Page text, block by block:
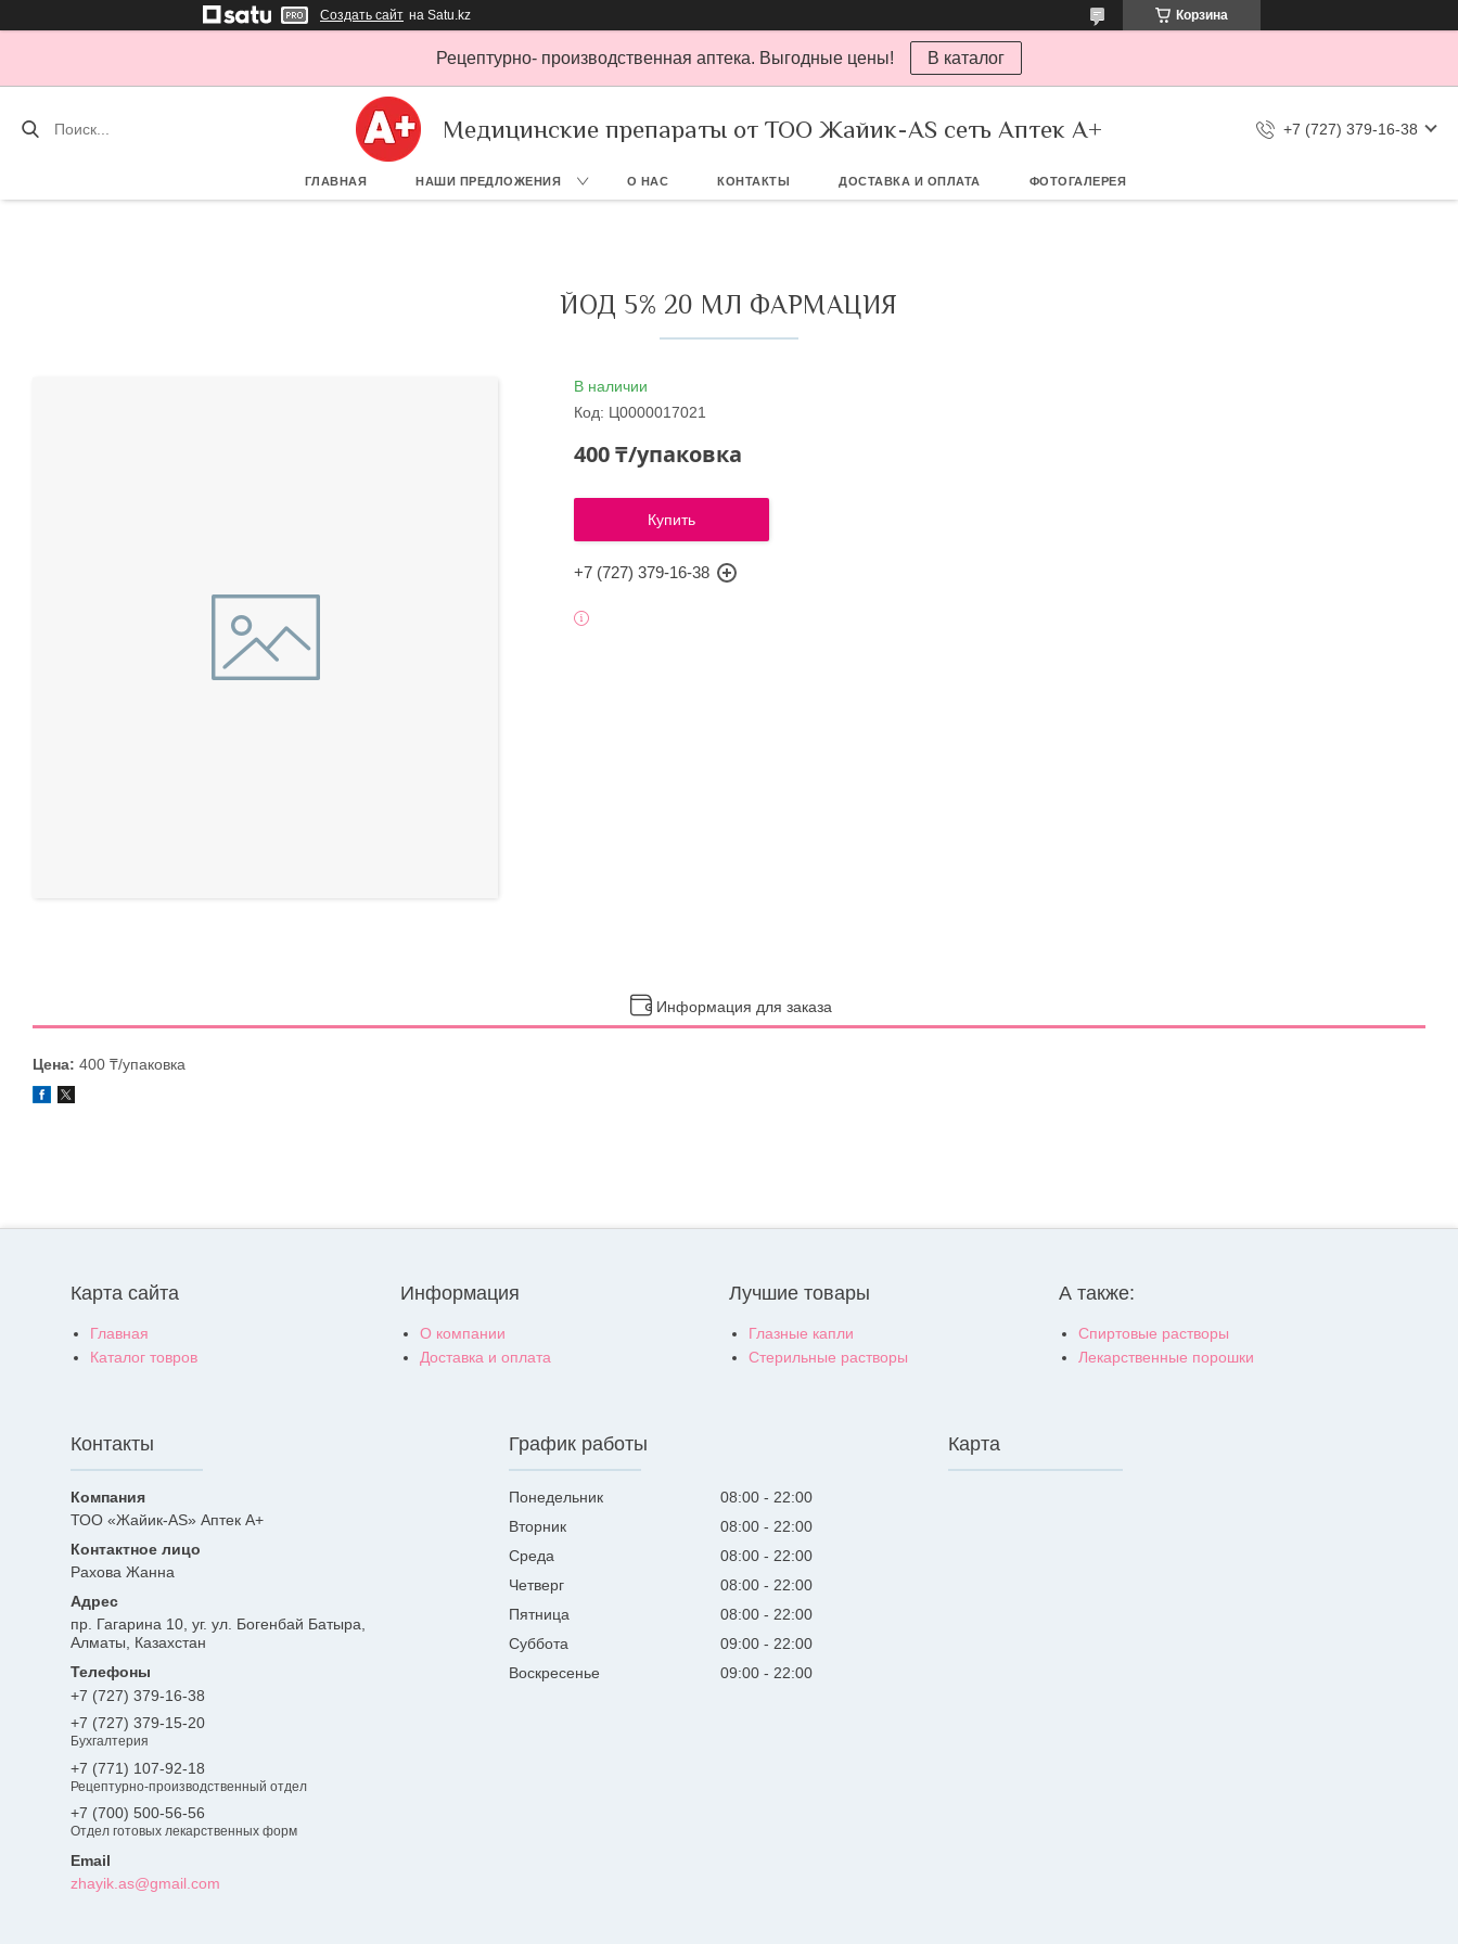
Создать сайт на Satu.kz Корзина
Рецептурно- производственная аптека. Выгодные цены! В каталог
Медицинские препараты от ТОО Жайик-AS сеть Аптек А+ +7 (727) 379-16-38
ГЛАВНАЯ НАШИ ПРЕДЛОЖЕНИЯ О НАС КОНТАКТЫ ДОСТАВКА И ОПЛАТА ФОТОГАЛЕРЕЯ
ЙОД 5% 20 МЛ ФАРМАЦИЯ
В наличии
Код: Ц0000017021
400 ₸/упаковка
Купить
+7 (727) 379-16-38
Информация для заказа
Цена: 400 ₸/упаковка
Карта сайта
Главная
Каталог товров
Информация
О компании
Доставка и оплата
Лучшие товары
Глазные капли
Стерильные растворы
А также:
Спиртовые растворы
Лекарственные порошки
Контакты
ТОО «Жайик-AS» Аптек А+
Рахова Жанна
пр. Гагарина 10, уг. ул. Богенбай Батыра,
Алматы, Казахстан
+7 (727) 379-16-38
+7 (727) 379-15-20
Бухгалтерия
+7 (771) 107-92-18
Рецептурно-производственный отдел
+7 (700) 500-56-56
Отдел готовых лекарственных форм
zhayik.as@gmail.com
График работы
Понедельник 08:00
22:00
Вторник
08:00
22:00
Среда
08:00
22:00
Четверг
08:00
22:00
Пятница
08:00
22:00
Суббота
09:00
22:00
Воскресенье
09:00 22:00
Карта